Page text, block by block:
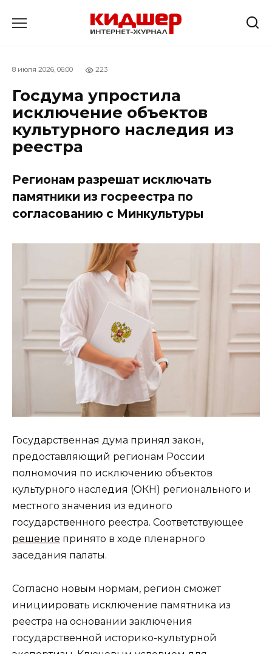
8 июля 2026, 06:00 223
Госдума упростила
исключение объектов
культурного наследия из
реестра
Регионам разрешат исключать
памятники из госреестра по
согласованию с Минкультуры
Государственная дума принял закон,
предоставляющий регионам России
полномочия по исключению объектов
культурного наследия (ОКН) регионального и
местного значения из единого
государственного реестра. Соответствующее
решение принято в ходе пленарного
заседания палаты.
Согласно новым нормам, регион сможет
инициировать исключение памятника из
реестра на основании заключения
государственной историко-культурной